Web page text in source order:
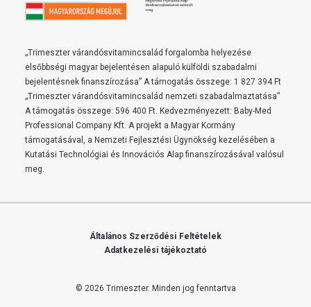
„Trimeszter várandósvitamincsalád forgalomba helyezése
elsőbbségi magyar bejelentésen alapuló külföldi szabadalmi
bejelentésnek finanszírozása” A támogatás összege: 1 827 394 Ft
„Trimeszter várandósvitamincsalád nemzeti szabadalmaztatása”
A támogatás összege: 596 400 Ft. Kedvezményezett: Baby-Med
Professional Company Kft. A projekt a Magyar Kormány
támogatásával, a Nemzeti Fejlesztési Ügynökség kezelésében a
Kutatási Technológiai és Innovációs Alap finanszírozásával valósul
meg.
© 2026 Trimeszter. Minden jog fenntartva
Általános Szerződési Feltételek
Adatkezelési tájékoztató